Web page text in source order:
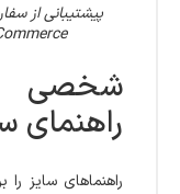
شخصی
راهنمای
راهنماهای سایز